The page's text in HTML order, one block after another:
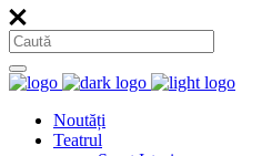
Noutăți
Teatrul